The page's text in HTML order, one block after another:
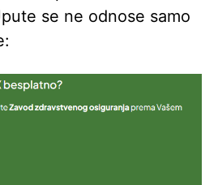
se ne odnose samo